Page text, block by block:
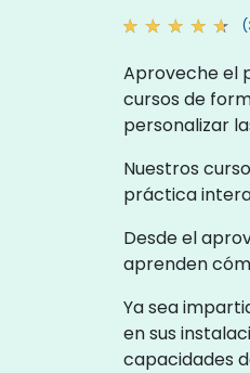
Aproveche el
cursos de
personalizar
Nuestros
práctica
Desde el
aprenden
Ya sea
en sus
capacidades